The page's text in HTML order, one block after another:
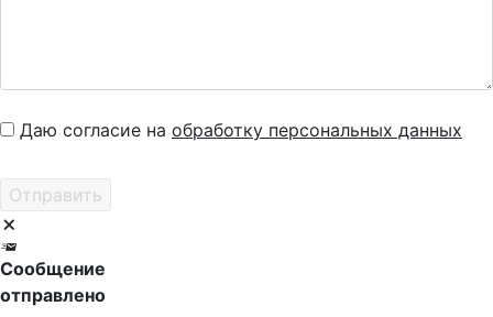
Даю согласие на обработку персональных данных
Сообщение
отправлено